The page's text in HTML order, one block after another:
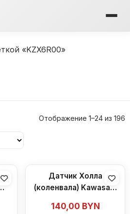
«KZX6R00»
Отображение 1–24 из 196
Датчик Холла
(коленвала) Kawasaki
140,00 BYN